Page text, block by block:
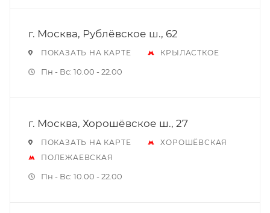
г. Москва, Рублёвское ш., 62
ПОКАЗАТЬ НА КАРТЕ КРЫЛАСТКОЕ
Пн - Вс: 10.00 - 22.00
г. Москва, Хорошёвское ш., 27
ПОКАЗАТЬ НА КАРТЕ
ХОРОШЁВСКАЯ
ПОЛЕЖАЕВСКАЯ
Пн - Вс: 10.00 - 22.00